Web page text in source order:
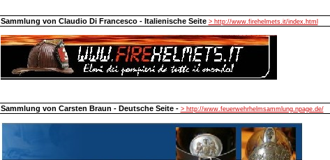
Sammlung von Claudio Di Francesco - Italienische Seite > http://www.firehelmets.it/index.html
Sammlung von Carsten Braun - Deutsche Seite - > http://www.feuerwehrhelmsammlung.npage.de/